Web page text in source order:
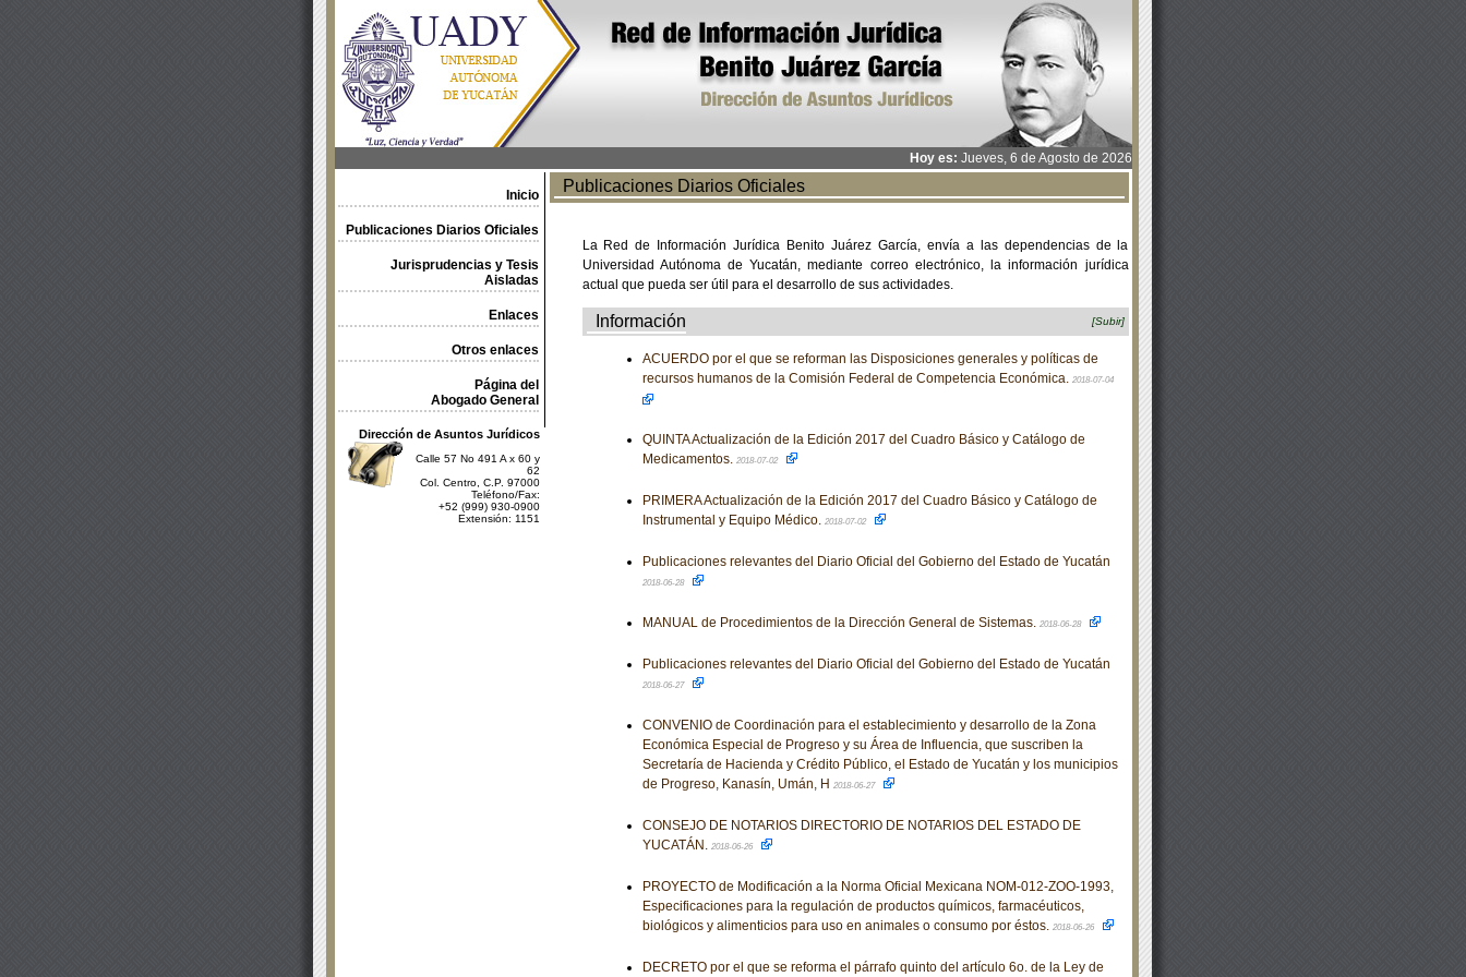
Hoy es: Jueves, 6 de Agosto de 2026
Inicio
Publicaciones Diarios Oficiales
Jurisprudencias y Tesis
Aisladas
Enlaces
Otros enlaces
Página del
Abogado General
Dirección de Asuntos Jurídicos
Calle 57 No 491 A x 60 y
62
Col. Centro, C.P. 97000
Teléfono/Fax:
+52 (999) 930-0900
Extensión: 1151
Publicaciones Diarios Oficiales
La Red de Información Jurídica Benito Juárez García, envía a las dependencias de la
Universidad Autónoma de Yucatán, mediante correo electrónico, la información jurídica
actual que pueda ser útil para el desarrollo de sus actividades.
Información [Subir]
ACUERDO por el que se reforman las Disposiciones generales y políticas de
recursos humanos de la Comisión Federal de Competencia Económica. 2018-07-04
QUINTA Actualización de la Edición 2017 del Cuadro Básico y Catálogo de
Medicamentos. 2018-07-02
PRIMERA Actualización de la Edición 2017 del Cuadro Básico y Catálogo de
Instrumental y Equipo Médico. 2018-07-02
Publicaciones relevantes del Diario Oficial del Gobierno del Estado de Yucatán
2018-06-28
MANUAL de Procedimientos de la Dirección General de Sistemas. 2018-06-28
Publicaciones relevantes del Diario Oficial del Gobierno del Estado de Yucatán
2018-06-27
CONVENIO de Coordinación para el establecimiento y desarrollo de la Zona
Económica Especial de Progreso y su Área de Influencia, que suscriben la
Secretaría de Hacienda y Crédito Público, el Estado de Yucatán y los municipios
de Progreso, Kanasín, Umán, H 2018-06-27
CONSEJO DE NOTARIOS DIRECTORIO DE NOTARIOS DEL ESTADO DE
YUCATÁN. 2018-06-26
PROYECTO de Modificación a la Norma Oficial Mexicana NOM-012-ZOO-1993,
Especificaciones para la regulación de productos químicos, farmacéuticos,
biológicos y alimenticios para uso en animales o consumo por éstos. 2018-06-26
DECRETO por el que se reforma el párrafo quinto del artículo 6o. de la Ley de